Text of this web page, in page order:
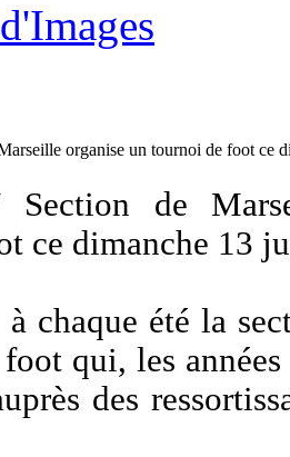
organise un tournoi de foot ce
Section de
ce dimanche 13
chaque été la
qui, les années
des